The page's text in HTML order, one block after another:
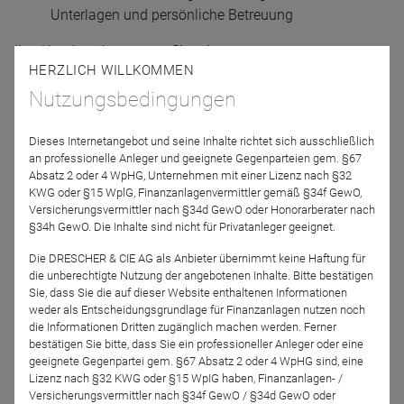
Unterlagen und persönliche Betreuung
Ihre Kunden überzeugen Sie mit:
flexible Gestaltung für laufendes Sparen,
Einmalbeiträge und Zuzahlungen
täglich verfügbare Anpassungen (wie
Teilauszahlungen oder Beitragspausen) - ohne
Stornoabschlag
mehr als 7.000 ETF und Investmentfonds (Fondsliste
online einsehen)
bessere Performance im Vergleich zum
Direktinvestment - bereits ab dem 1. Jahr möglich
tagesaktuelle Vertragswerte - online 24/7 einsehbar
diverse Steuervorteile einer
Lebensversicherungslösung
Lösungen zum cleveren Vererben und Verschenken
HERZLICH WILLKOMMEN
Nutzungsbedingungen
Dieses Internetangebot und seine Inhalte richtet sich ausschließlich
an professionelle Anleger und geeignete Gegenparteien gem. §67
Absatz 2 oder 4 WpHG, Unternehmen mit einer Lizenz nach §32
KWG oder §15 WplG, Finanzanlagenvermittler gemäß §34f GewO,
Versicherungsvermittler nach §34d GewO oder Honorarberater nach
§34h GewO. Die Inhalte sind nicht für Privatanleger geeignet.
Die DRESCHER & CIE AG als Anbieter übernimmt keine Haftung für
die unberechtigte Nutzung der angebotenen Inhalte. Bitte bestätigen
Sie, dass Sie die auf dieser Website enthaltenen Informationen
weder als Entscheidungsgrundlage für Finanzanlagen nutzen noch
die Informationen Dritten zugänglich machen werden. Ferner
bestätigen Sie bitte, dass Sie ein professioneller Anleger oder eine
geeignete Gegenpartei gem. §67 Absatz 2 oder 4 WpHG sind, eine
Lizenz nach §32 KWG oder §15 WpIG haben, Finanzanlagen- /
Versicherungsvermittler nach §34f GewO / §34d GewO oder